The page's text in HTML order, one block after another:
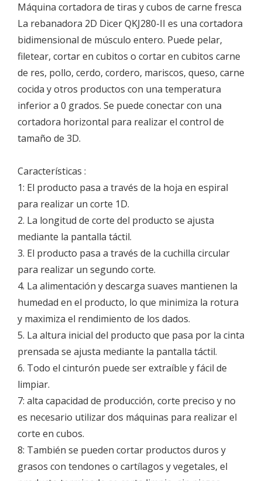
Máquina cortadora de tiras y cubos de carne fresca
La rebanadora 2D Dicer QKJ280-II es una cortadora
bidimensional de músculo entero. Puede pelar,
filetear, cortar en cubitos o cortar en cubitos carne
de res, pollo, cerdo, cordero, mariscos, queso, carne
cocida y otros productos con una temperatura
inferior a 0 grados. Se puede conectar con una
cortadora horizontal para realizar el control de
tamaño de 3D.
Características :
1: El producto pasa a través de la hoja en espiral
para realizar un corte 1D.
2. La longitud de corte del producto se ajusta
mediante la pantalla táctil.
3. El producto pasa a través de la cuchilla circular
para realizar un segundo corte.
4. La alimentación y descarga suaves mantienen la
humedad en el producto, lo que minimiza la rotura
y maximiza el rendimiento de los dados.
5. La altura inicial del producto que pasa por la cinta
prensada se ajusta mediante la pantalla táctil.
6. Todo el cinturón puede ser extraíble y fácil de
limpiar.
7: alta capacidad de producción, corte preciso y no
es necesario utilizar dos máquinas para realizar el
corte en cubos.
8: También se pueden cortar productos duros y
grasos con tendones o cartílagos y vegetales, el